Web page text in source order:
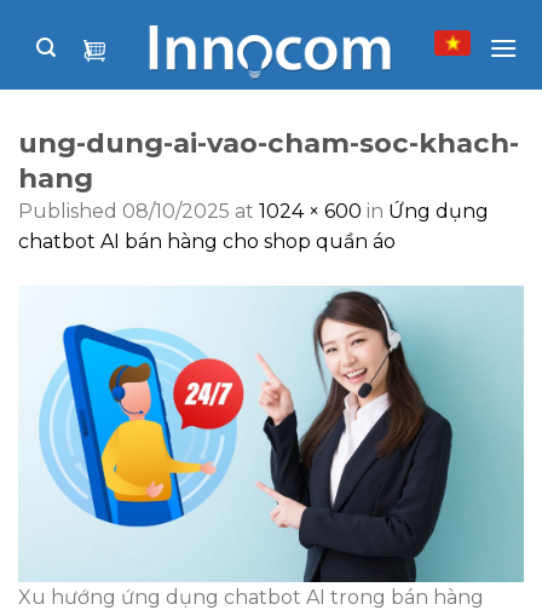
ung-dung-ai-vao-cham-soc-khach-
hang
Published 08/10/2025 at 1024 × 600 in Ứng dụng
chatbot AI bán hàng cho shop quần áo
Xu hướng ứng dụng chatbot AI trong bán hàng